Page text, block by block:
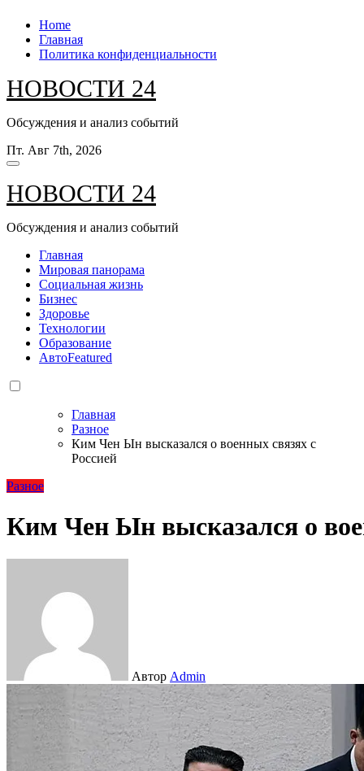
Перейти
содержанию
Home
Главная
Политика конфиденциальности
НОВОСТИ 24
Обсуждения и анализ событий
Пт. Авг 7th, 2026
НОВОСТИ 24
Обсуждения и анализ событий
Главная
Мировая панорама
Социальная жизнь
Бизнес
Здоровье
Технологии
Образование
АвтоFeatured
Главная
Разное
Ким Чен Ын высказался о военных связях с
Россией
Разное
Ким Чен Ын высказался о
Автор Admin